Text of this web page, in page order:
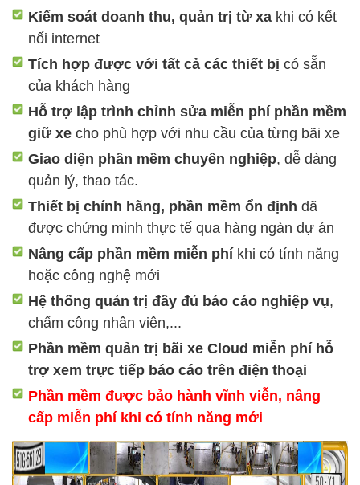
Kiểm soát doanh thu, quản trị từ xa khi có kết
nối internet
Tích hợp được với tất cả các thiết bị có sẵn
của khách hàng
Hỗ trợ lập trình chỉnh sửa miễn phí phần mềm
giữ xe cho phù hợp với nhu cầu của từng bãi xe
Giao diện phần mềm chuyên nghiệp, dễ dàng
quản lý, thao tác.
Thiết bị chính hãng, phần mềm ổn định đã
được chứng minh thực tế qua hàng ngàn dự án
Nâng cấp phần mềm miễn phíkhi có tính năng
hoặc công nghệ mới
Hệ thống quản trị đầy đủ báo cáo nghiệp vụ,
chấm công nhân viên,...
Phần mềm quản trị bãi xe Cloud miễn phí hỗ
trợ xem trực tiếp báo cáo trên điện thoại
Phần mềm được bảo hành vĩnh viễn, nâng
cấp miễn phí khi có tính năng mới